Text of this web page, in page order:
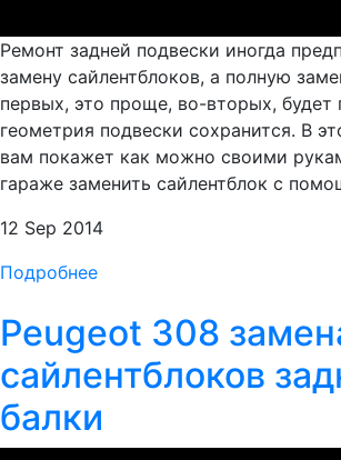
Ремонт задней подвески иногда
замену сайлентблоков, а полную
первых, это проще, во-вторых, будет
геометрия подвески сохранится. В
вам покажет как можно своими
гараже заменить сайлентблок с
12 Sep 2014
Подробнее
Peugeot 308
сайлентблоков
балки